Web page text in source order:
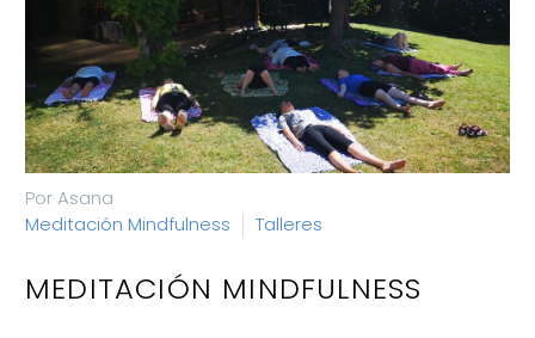
Por Asana
Meditación Mindfulness
Talleres
MEDITACIÓN MINDFULNESS